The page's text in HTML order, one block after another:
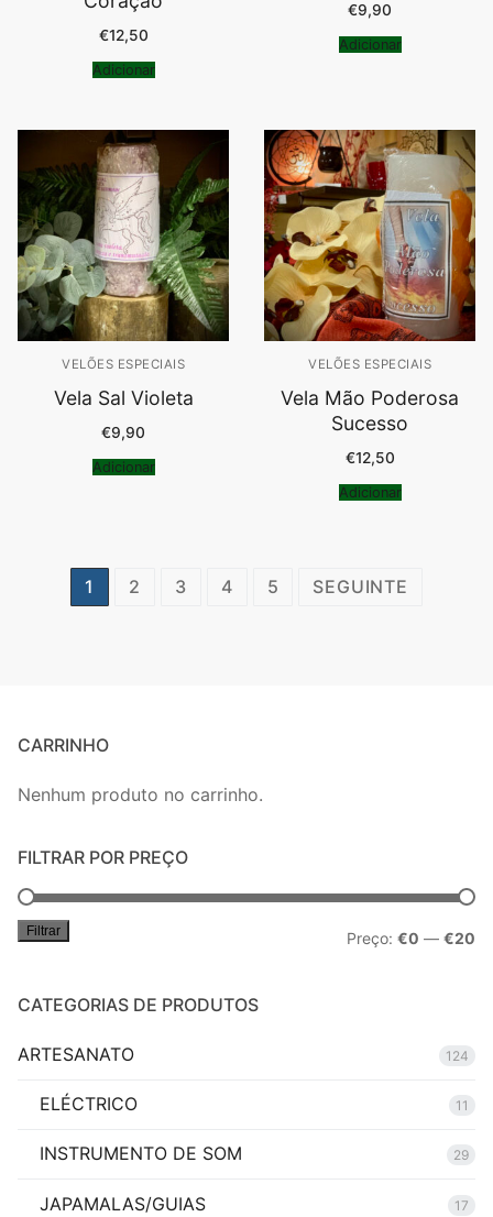
€12,50
Adicionar
€9,90
Adicionar
VELÕES ESPECIAIS
Vela Sal Violeta
€9,90
Adicionar
VELÕES ESPECIAIS
Vela Mão Poderosa
Sucesso
€12,50
Adicionar
Paginação
1 2 3 4 5 SEGUINTE
CARRINHO
Nenhum produto no carrinho.
FILTRAR POR PREÇO
Filtrar Preço: €0 — €20
CATEGORIAS DE PRODUTOS
ARTESANATO 124
ELÉCTRICO 11
INSTRUMENTO DE SOM 29
JAPAMALAS/GUIAS 17